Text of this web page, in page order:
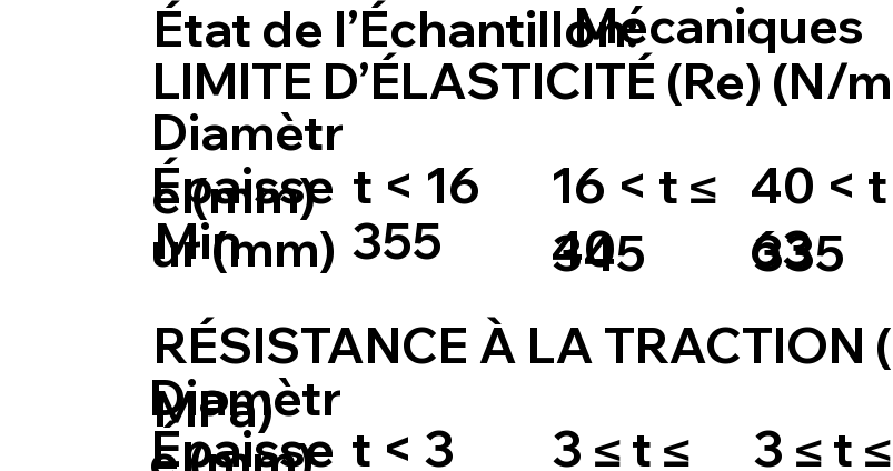
335
40 <
63
345
16 < t ≤
40
355
t < 16
Min
Épaisse
ur (mm)
Diamètr
e (mm)
LIMITE D’ÉLASTICITÉ (Re) (N/
État de l’Échantillon:Mécaniques
3 ≤ t ≤
3 ≤ t ≤
t < 3
Épaisse
Diamètr
RÉSISTANCE À LA TRACTION
MPa)